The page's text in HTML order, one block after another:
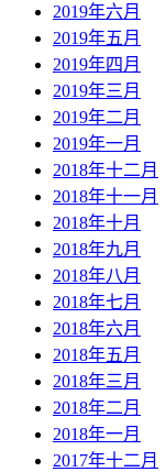
2019年六月
2019年五月
2019年四月
2019年三月
2019年二月
2019年一月
2018年十二月
2018年十一月
2018年十月
2018年九月
2018年八月
2018年七月
2018年六月
2018年五月
2018年三月
2018年二月
2018年一月
2017年十二月